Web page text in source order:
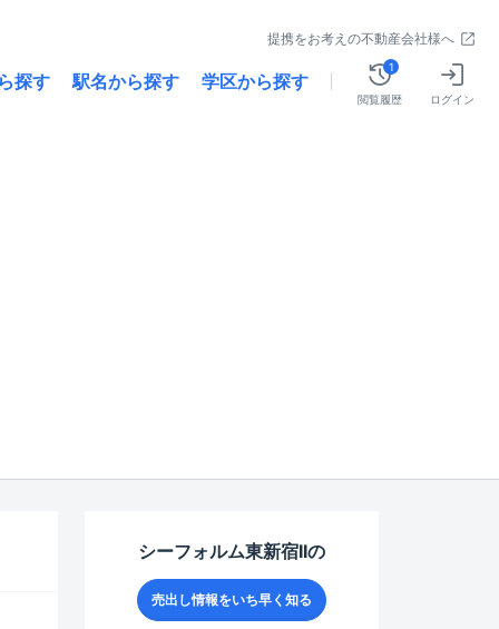
提携をお考えの不動産会社様へ
探す 駅名から探す 学区から探す
閲覧履歴
1
ログイン
シーフォルム東新宿IIの
売出し情報をいち早く知る